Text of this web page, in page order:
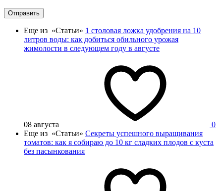
Отправить
Еще из «Статьи» 1 столовая ложка удобрения на 10
литров воды: как добиться обильного урожая
жимолости в следующем году в августе
08 августа
0
Еще из «Статьи» Секреты успешного выращивания
томатов: как я собираю до 10 кг сладких плодов с куста
без пасынкования